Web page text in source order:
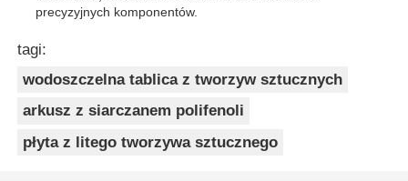
precyzyjnych komponentów.
tagi:
wodoszczelna tablica z tworzyw sztucznych
arkusz z siarczanem polifenoli
płyta z litego tworzywa sztucznego